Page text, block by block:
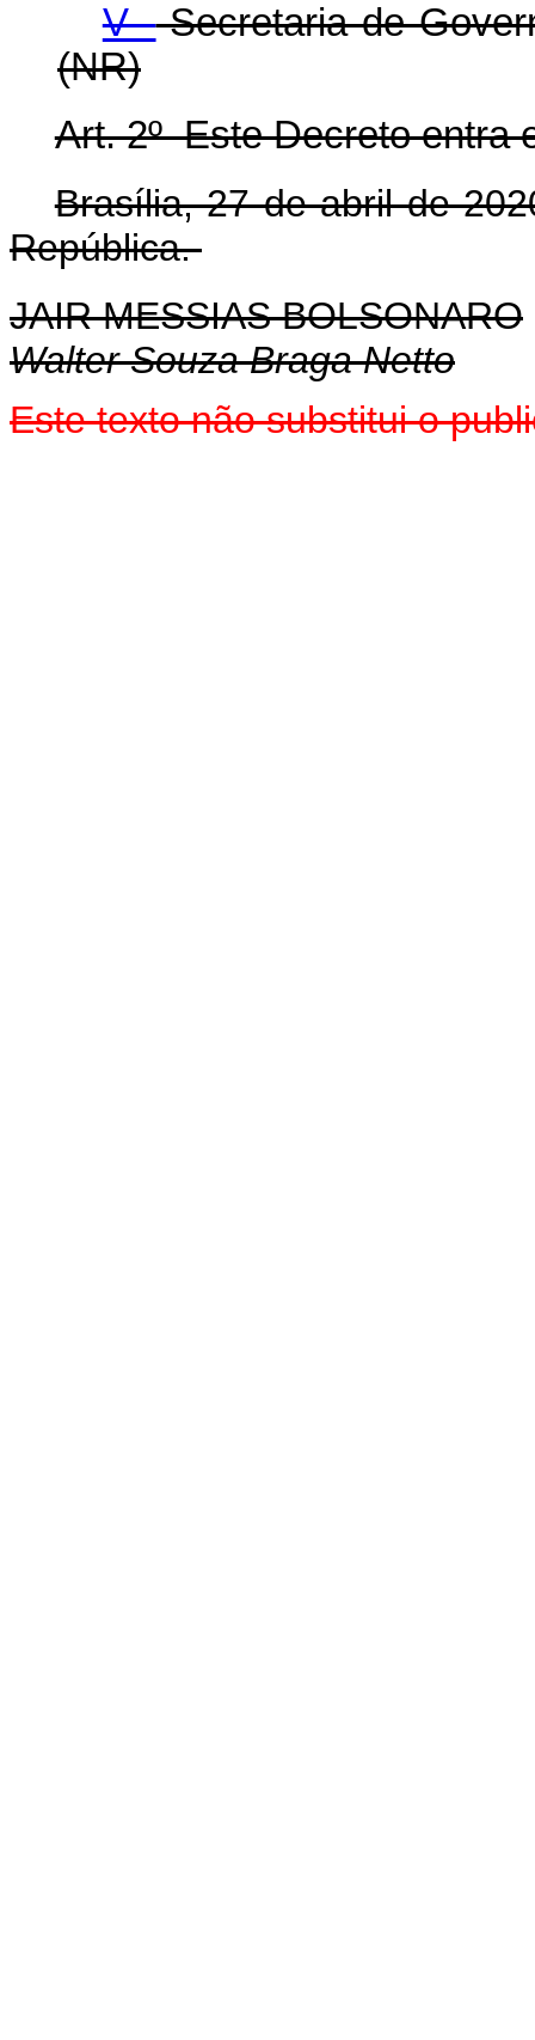
V -Secretaria de
(NR)
Art. 2º Este Decreto entra
Brasília, 27 de abril de
República.
JAIR MESSIAS BOLSONARO
Walter Souza Braga Netto
Este texto não substitui o